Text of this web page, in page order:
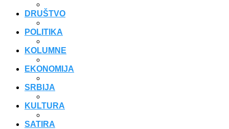
DRUŠTVO
POLITIKA
KOLUMNE
EKONOMIJA
SRBIJA
KULTURA
SATIRA